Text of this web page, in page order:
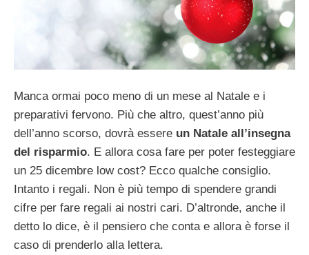
Manca ormai poco meno di un mese al Natale e i
preparativi fervono. Più che altro, quest’anno più
dell’anno scorso, dovrà essere un Natale all’insegna
del risparmio. E allora cosa fare per poter festeggiare
un 25 dicembre low cost? Ecco qualche consiglio.
Intanto i regali. Non è più tempo di spendere grandi
cifre per fare regali ai nostri cari. D’altronde, anche il
detto lo dice, è il pensiero che conta e allora è forse il
caso di prenderlo alla lettera.